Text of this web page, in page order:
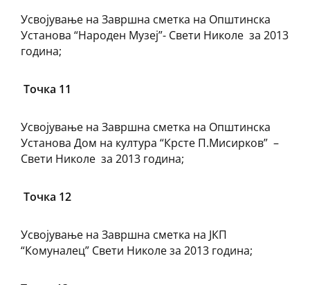
Усвојување на Завршна сметка на Општинска
Установа “Народен Музеј”- Свети Николе за 2013
година;
Точка 11
Усвојување на Завршна сметка на Општинска
Установа Дом на култура “Крсте П.Мисирков” –
Свети Николе за 2013 година;
Точка 12
Усвојување на Завршна сметка на ЈКП
“Комуналец” Свети Николе за 2013 година;